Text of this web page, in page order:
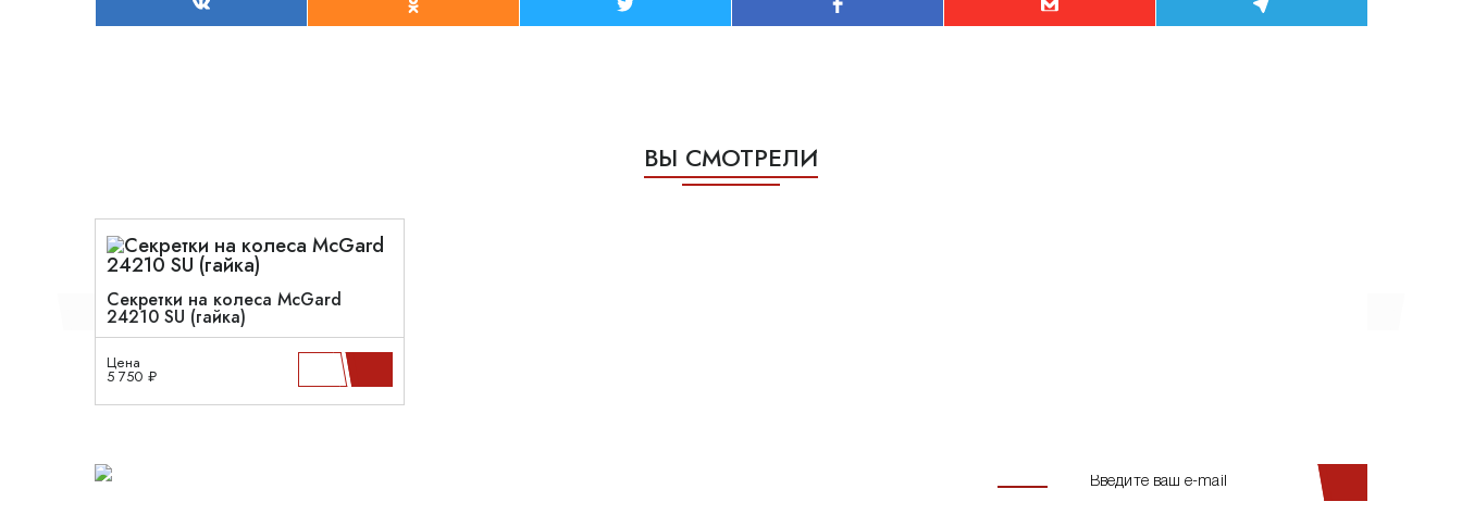
ВЫ СМОТРЕЛИ
Секретки на колеса McGard
24210 SU (гайка)
Цена
5 750 ₽